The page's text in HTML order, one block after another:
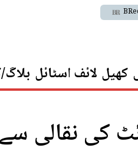
کھیل لائف اسٹائل
کی نقالی